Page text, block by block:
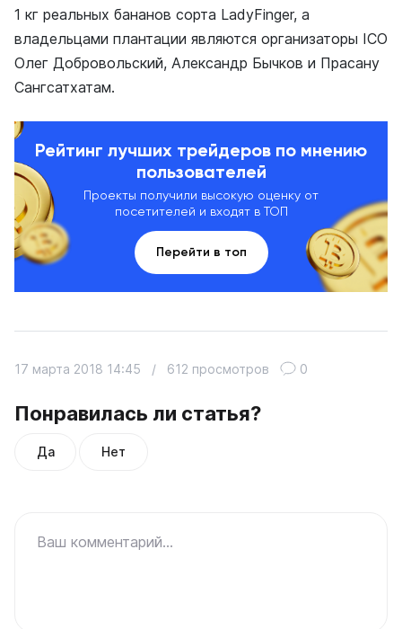
1 кг реальных бананов сорта LadyFinger, а
владельцами плантации являются организаторы ICO
Олег Добровольский, Александр Бычков и Прасану
Сангсатхатам.
Рейтинг лучших трейдеров по мнению
пользователей
Проекты получили высокую оценку от
посетителей и входят в ТОП
Перейти в топ
Понравилась ли статья?
Да Нет
17 марта 2018 14:45 / 612 просмотров 0
Ваш комментарий...